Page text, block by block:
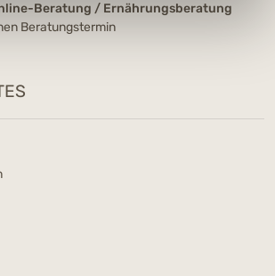
Beratung / Ernährungsberatung
Beratungstermin